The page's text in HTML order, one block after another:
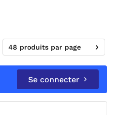
48 produits par page
Se connecter